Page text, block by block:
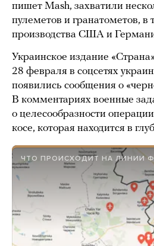
пишет Mash, захватили
пулеметов и гранатометов, в
производства США и
Украинское издание
28 февраля в соцсетях
появились сообщения о
В комментариях военные
о целесообразности
косе, которая находится в
ЧТО ПРОИСХОДИТ НА ЛИНИИ